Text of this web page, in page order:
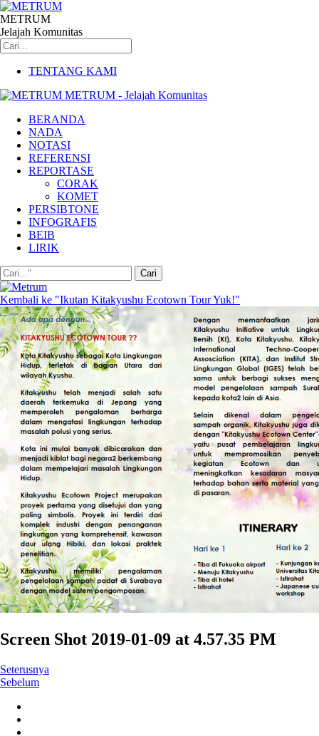
METRUM
Jelajah Komunitas
TENTANG KAMI
METRUM - Jelajah Komunitas
BERANDA
NADA
NOTASI
REFERENSI
REPORTASE
CORAK
KOMET
PERSIBTONE
INFOGRAFIS
BEIB
LIRIK
Kembali ke "Ikutan Kitakyushu Ecotown Tour Yuk!"
Screen Shot 2019-01-09 at 4.57.35 PM
Seterusnya
Sebelum